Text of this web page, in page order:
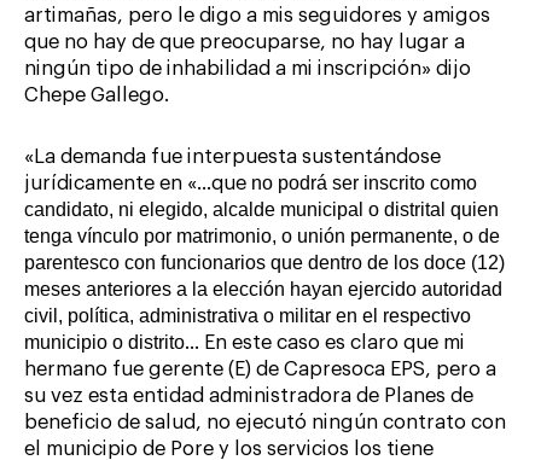
artimañas, pero le digo a mis seguidores y amigos
que no hay de que preocuparse, no hay lugar a
ningún tipo de inhabilidad a mi inscripción» dijo
Chepe Gallego.
«La demanda fue interpuesta sustentándose
jurídicamente en «…que no podrá ser inscrito como
candidato, ni elegido, alcalde municipal o distrital quien
tenga vínculo por matrimonio, o unión permanente, o de
parentesco con funcionarios que dentro de los doce (12)
meses anteriores a la elección hayan ejercido autoridad
civil, política, administrativa o militar en el respectivo
municipio o distrito… En este caso es claro que mi
hermano fue gerente (E) de Capresoca EPS, pero a
su vez esta entidad administradora de Planes de
beneficio de salud, no ejecutó ningún contrato con
el municipio de Pore y los servicios los tiene